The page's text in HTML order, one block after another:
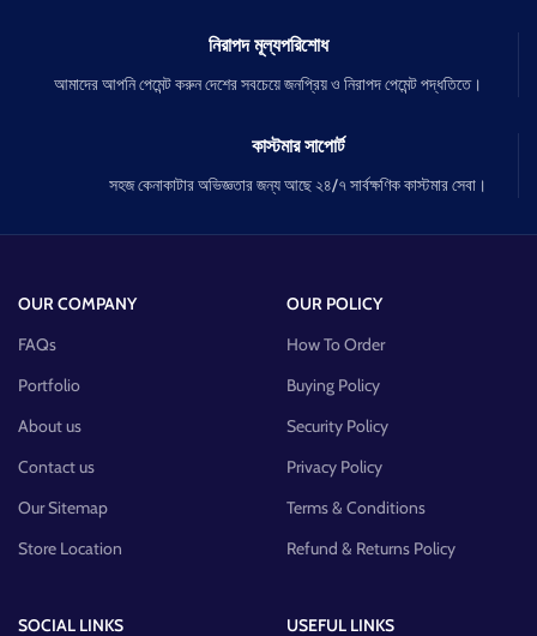
নিরাপদ মূল্যপরিশোধ
আমাদের আপনি পেমেন্ট করুন দেশের সবচেয়ে জনপ্রিয় ও নিরাপদ পেমেন্ট পদ্ধতিতে।
কাস্টমার সাপোর্ট
সহজ কেনাকাটার অভিজ্ঞতার জন্য আছে ২৪/৭ সার্বক্ষণিক কাস্টমার সেবা।
OUR COMPANY
FAQs
Portfolio
About us
Contact us
Our Sitemap
Store Location
OUR POLICY
How To Order
Buying Policy
Security Policy
Privacy Policy
Terms & Conditions
Refund & Returns Policy
SOCIAL LINKS
USEFUL LINKS